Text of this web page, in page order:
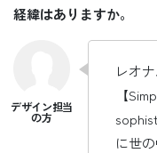
経緯はありますか。
レオ
【
に世